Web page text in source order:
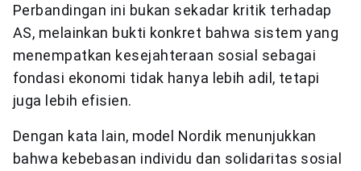
Perbandingan ini bukan sekadar kritik terhadap
AS, melainkan bukti konkret bahwa sistem yang
menempatkan kesejahteraan sosial sebagai
fondasi ekonomi tidak hanya lebih adil, tetapi
juga lebih efisien.
Dengan kata lain, model Nordik menunjukkan
bahwa kebebasan individu dan solidaritas sosial